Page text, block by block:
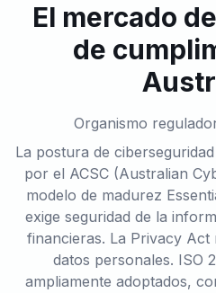
El mercado
de
Organismo
La postura de
por el ACSC (Australian
modelo de madurez
exige seguridad de la
financieras. La Privacy Act
datos personales. ISO
ampliamente adoptados,